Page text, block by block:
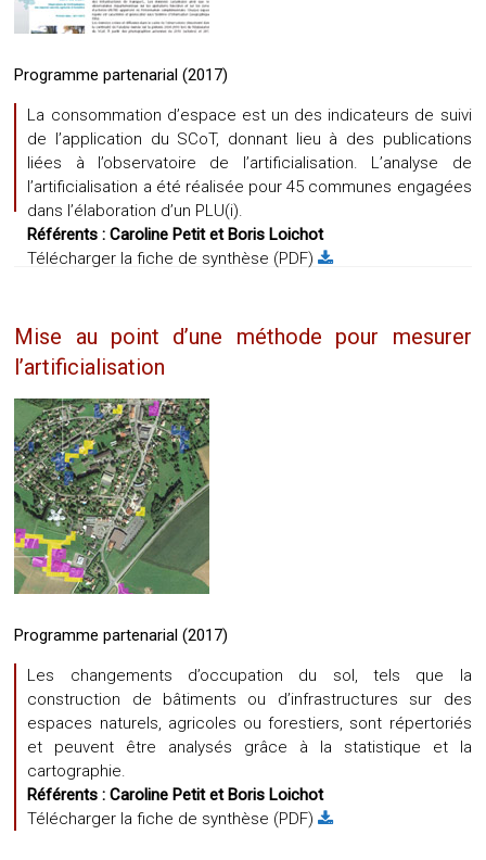
Programme partenarial (2017)
La consommation d’espace est un des indicateurs de suivi
de l’application du SCoT, donnant lieu à des publications
liées à l’observatoire de l’artificialisation. L’analyse de
l’artificialisation a été réalisée pour 45 communes engagées
dans l’élaboration d’un PLU(i).
Référents :Caroline Petit et Boris Loichot
Télécharger la fiche de synthèse (PDF)
Mise au point d’une méthode pour mesurer
l’artificialisation
Programme partenarial (2017)
Les changements d’occupation du sol, tels que la
construction de bâtiments ou d’infrastructures sur des
espaces naturels, agricoles ou forestiers, sont répertoriés
et peuvent être analysés grâce à la statistique et la
cartographie.
Référents :Caroline Petit et Boris Loichot
Télécharger la fiche de synthèse (PDF)